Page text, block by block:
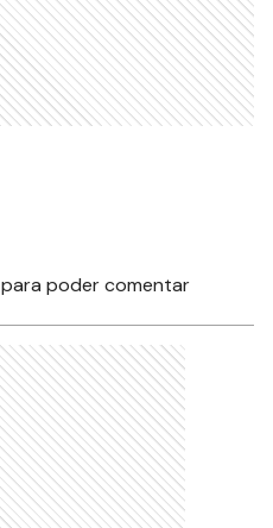
para poder comentar